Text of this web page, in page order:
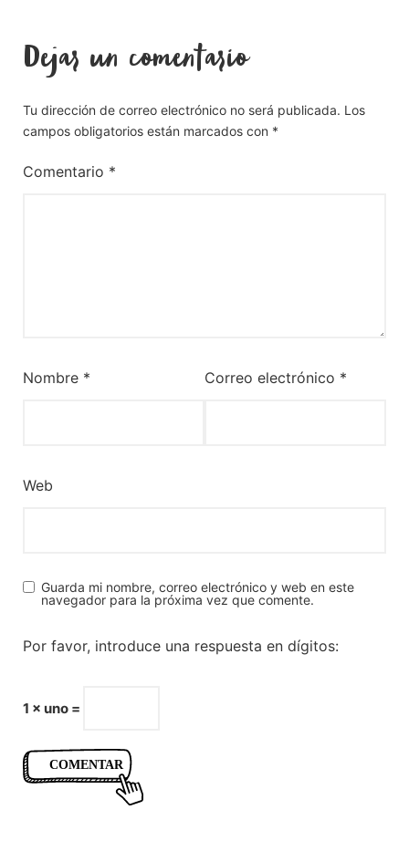
Dejar un comentario
Tu dirección de correo electrónico no será publicada. Los
campos obligatorios están marcados con *
Comentario *
Nombre * Correo electrónico *
Web
Guarda mi nombre, correo electrónico y web en este
navegador para la próxima vez que comente.
Por favor, introduce una respuesta en dígitos:
1 × uno =